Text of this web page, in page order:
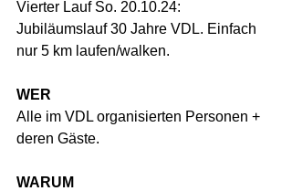
Vierter Lauf So. 20.10.24:
Jubiläumslauf 30 Jahre VDL. Einfach
nur 5 km laufen/walken.
WER
Alle im VDL organisierten Personen +
deren Gäste.
WARUM